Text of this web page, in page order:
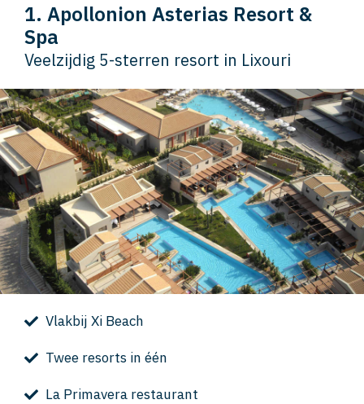
1. Apollonion Asterias Resort &
Spa
Veelzijdig 5-sterren resort in Lixouri
Vlakbij Xi Beach
Twee resorts in één
La Primavera restaurant